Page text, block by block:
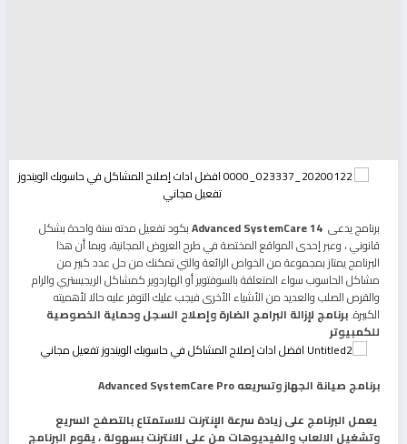
برنامج يدعى
بكود تفعيل مدته سنة واحدة بشكل
قانوني ، وعبر إحدى المواقع المختصة في طرح العروض المجانية، وبما أن هذا
البرنامج يمتاز بمجموعة من الخواص الرائعة والتي تمكنك من حل عدد كبير من
مشاكل الحاسوب سواء المتعلقة بالسوفتوير أو الهاردوير كمشاكل الريجيستري والرام
والقرص الصلب والعديد من الأشياء الأخرى فيجب عليك التوفر عليه حالا لأهميته
الكبيرة.برنامج لإزالة البرامج الضارة وإصلاح السجل وحماية الخصوصية
للكمبيوتر
برنامج صيانة الجهاز وتسريعه Advanced SystemCare Pro
يعمل البرنامج على زيادة سرعة الإنترنت للاستمتاع بالتصفح السريع
وتشغيل الالعاب والفيديوهات من على الانترنت بسهولة ، يقوم البرنامج